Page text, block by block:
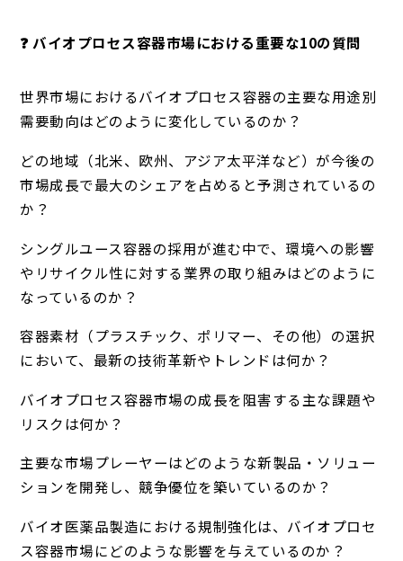
❓ バイオプロセス容器市場における重要な10の質問
世界市場におけるバイオプロセス容器の主要な用途別
需要動向はどのように変化しているのか？
どの地域（北米、欧州、アジア太平洋など）が今後の
市場成長で最大のシェアを占めると予測されているの
か？
シングルユース容器の採用が進む中で、環境への影響
やリサイクル性に対する業界の取り組みはどのように
なっているのか？
容器素材（プラスチック、ポリマー、その他）の選択
において、最新の技術革新やトレンドは何か？
バイオプロセス容器市場の成長を阻害する主な課題や
リスクは何か？
主要な市場プレーヤーはどのような新製品・ソリュー
ションを開発し、競争優位を築いているのか？
バイオ医薬品製造における規制強化は、バイオプロセ
ス容器市場にどのような影響を与えているのか？